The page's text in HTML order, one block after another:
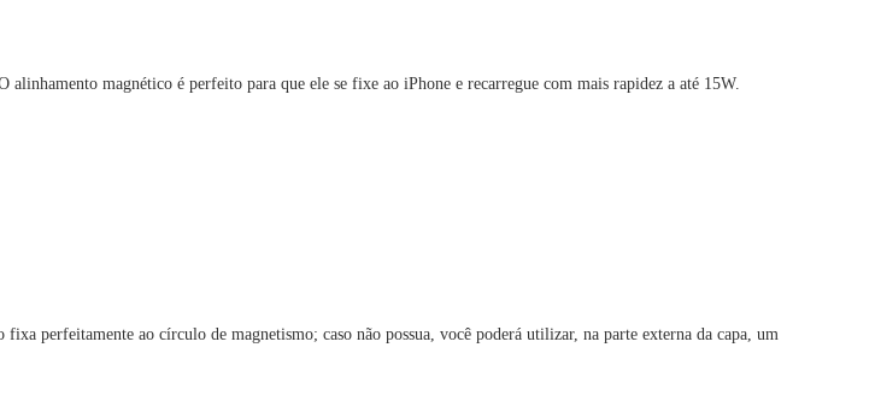
magnético é perfeito para que ele se fixe ao iPhone e recarregue com mais rapidez a até 15W.
perfeitamente ao círculo de magnetismo; caso não possua, você poderá utilizar, na parte externa da capa, um